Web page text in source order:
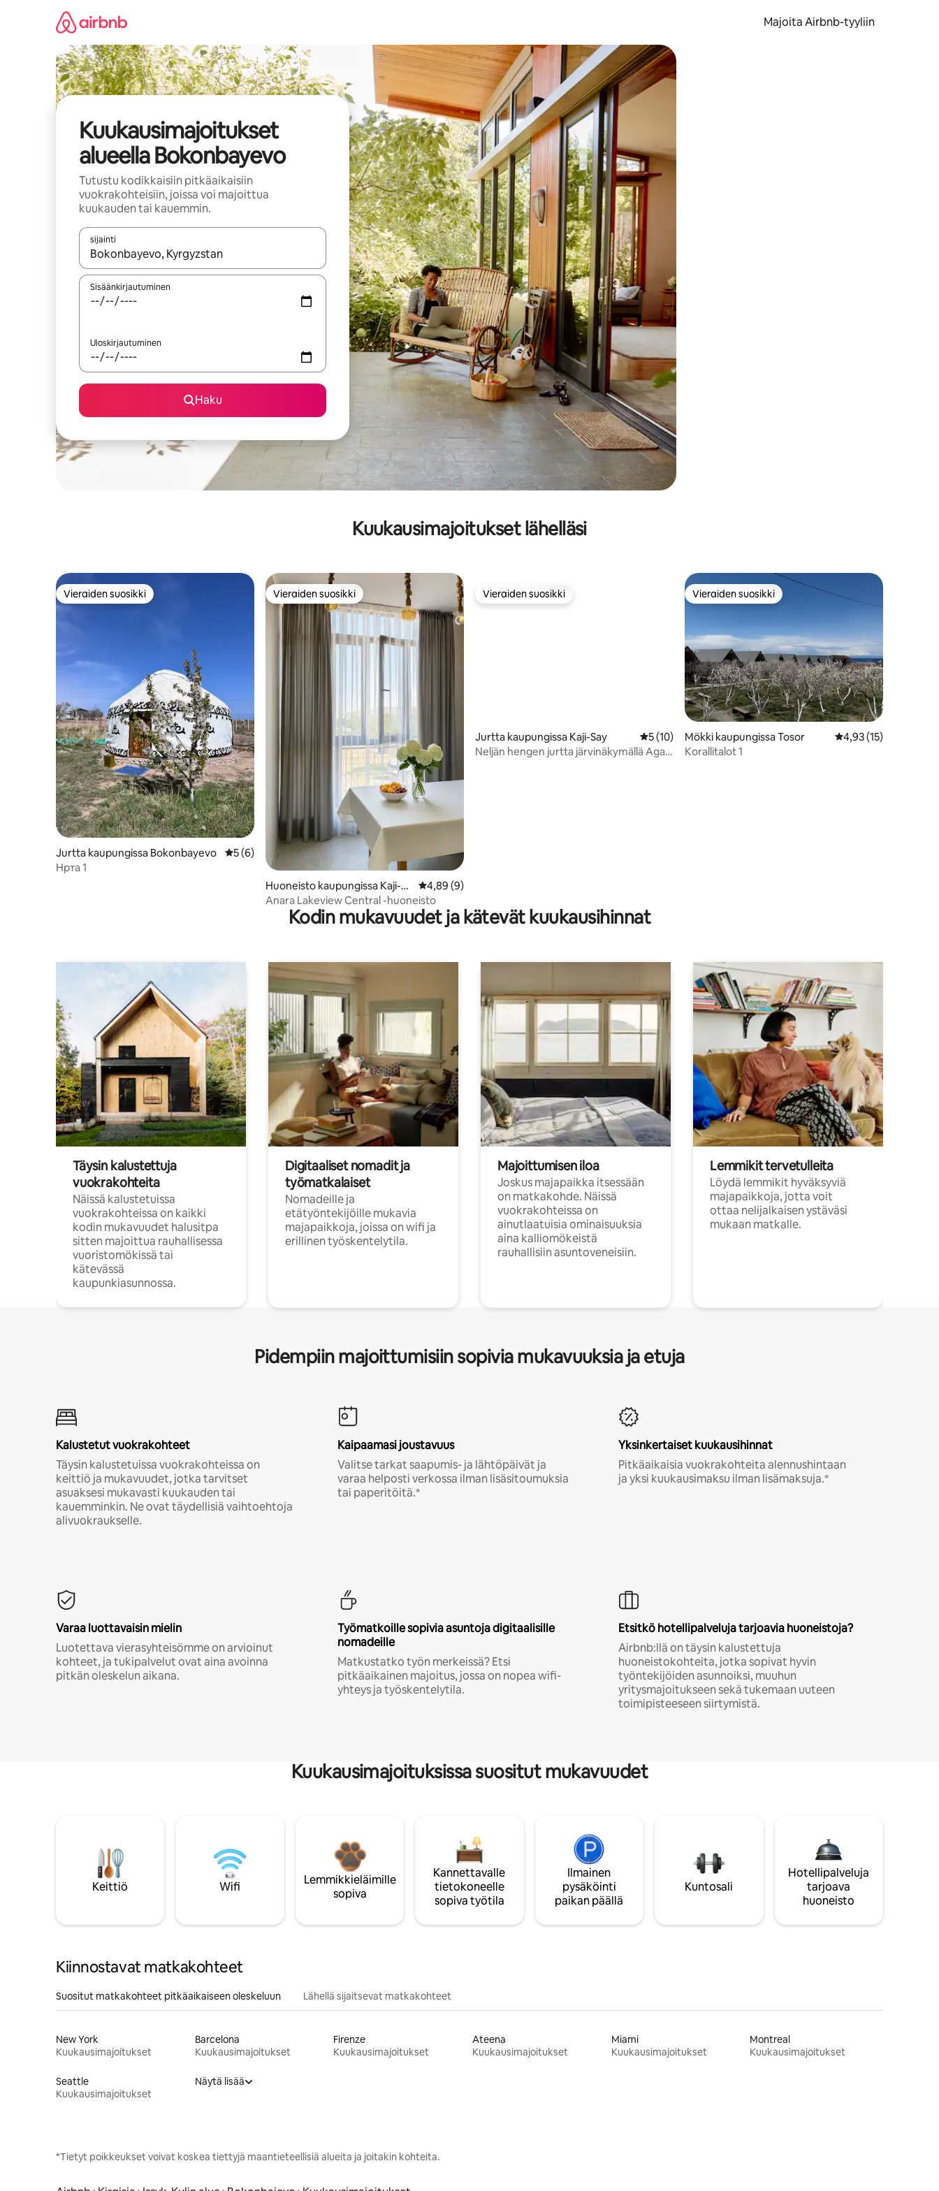
Majoita Airbnb-tyyliin
Kuukausimajoitukset
alueella Bokonbayevo
Tutustu kodikkaisiin pitkäaikaisiin
vuokrakohteisiin, joissa voi majoittua
kuukauden tai kauemmin.
sijainti
Kun tulokset ovat saatavilla, navigoi ylös- ja alas-nuolinäppäimillä tai tutustu koskettamalla tai pyyhkäisemällä.
Sisäänkirjautuminen
Uloskirjautuminen
Haku
Kuukausimajoitukset lähelläsi
Vieraiden suosikki
Vieraiden suosikki
Jurtta kaupungissa Bokonbayevo Keskimääräinen arvio 5/5, 6 arvostelua
5 (6)
Ηрта 1
Vieraiden suosikki
Vieraiden suosikki
Huoneisto kaupungissa Kaji-Sa
y
Keskimääräinen arvio 4,89/5, 9 arvostelua
4,89 (9)
Anara Lakeview Central -huoneisto
Vieraiden suosikki
Vieraiden suosikki
Jurtta kaupungissa Kaji-Say Keskimääräinen arvio 5/5, 10 arvostelua
5 (10)
Neljän hengen jurtta järvinäkymällä Agat
Vieraiden suosikki
Vieraiden suosikki
Mökki kaupungissa Tosor Keskimääräinen
4,93 (15)
Korallitalot 1
Kodin mukavuudet ja kätevät kuukausihinnat
Täysin kalustettuja
vuokrakohteita
Näissä kalustetuissa
vuokrakohteissa on kaikki
kodin mukavuudet halusitpa
sitten majoittua rauhallisessa
vuoristomökissä tai
kätevässä
kaupunkiasunnossa.
Digitaaliset nomadit ja
työmatkalaiset
Nomadeille ja
etätyöntekijöille mukavia
majapaikkoja, joissa on wifi ja
erillinen työskentelytila.
Majoittumisen iloa
Joskus majapaikka itsessään
on matkakohde. Näissä
vuokrakohteissa on
ainutlaatuisia ominaisuuksia
aina kalliomökeistä
rauhallisiin asuntoveneisiin.
Lemmikit tervetulleita
Löydä lemmikit hyväksyviä
majapaikkoja, jotta voit
ottaa nelijalkaisen ystäväsi
mukaan matkalle.
Pidempiin majoittumisiin sopivia mukavuuksia ja etuja
Kalustetut vuokrakohteet
Täysin kalustetuissa vuokrakohteissa on
keittiö ja mukavuudet, jotka tarvitset
asuaksesi mukavasti kuukauden tai
kauemminkin. Ne ovat täydellisiä vaihtoehtoja
alivuokraukselle.
Kaipaamasi joustavuus
Valitse tarkat saapumis- ja lähtöpäivät ja
varaa helposti verkossa ilman lisäsitoumuksia
tai paperitöitä.*
Yksinkertaiset kuukausihinnat
Pitkäaikaisia vuokrakohteita alennushintaan
ja yksi kuukausimaksu ilman lisämaksuja.*
Varaa luottavaisin mielin
Luotettava vierasyhteisömme on arvioinut
kohteet, ja tukipalvelut ovat aina avoinna
pitkän oleskelun aikana.
Työmatkoille sopivia asuntoja digitaalisille
nomadeille
Matkustatko työn merkeissä? Etsi
pitkäaikainen majoitus, jossa on nopea wifi-
yhteys ja työskentelytila.
Etsitkö hotellipalveluja tarjoavia huoneistoja?
Airbnb:llä on täysin kalustettuja
huoneistokohteita, jotka sopivat hyvin
työntekijöiden asunnoiksi, muuhun
yritysmajoitukseen sekä tukemaan uuteen
toimipisteeseen siirtymistä.
Kuukausimajoituksissa suositut mukavuudet
Keittiö Wifi
Lemmikkieläimille
sopiva
Kannettavalle
tietokoneelle
sopiva työtila
Ilmainen
pysäköinti
paikan päällä
Kuntosali
Hotellipalveluja
tarjoava
huoneisto
Kiinnostavat matkakohteet
Suositut matkakohteet pitkäaikaiseen oleskeluun Lähellä sijaitsevat matkakohteet
New York
Kuukausimajoitukset
Barcelona
Kuukausimajoitukset
Firenze
Kuukausimajoitukset
Ateena
Kuukausimajoitukset
Miami
Kuukausimajoitukset
Montreal
Kuukausimajoitukset
Seattle
Kuukausimajoitukset
Näytä lisää
*Tietyt poikkeukset voivat koskea tiettyjä maantieteellisiä alueita ja joitakin kohteita.